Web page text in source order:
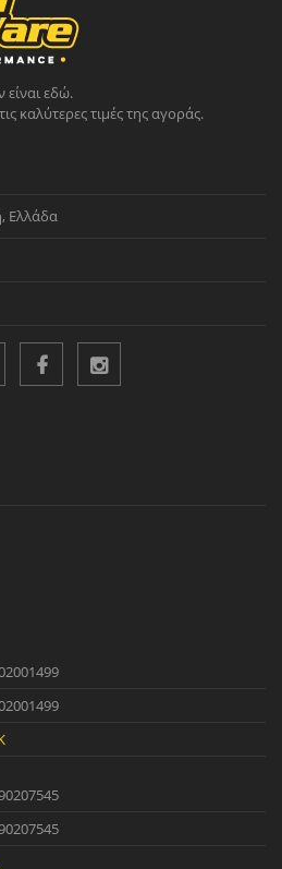
εδώ.
καλύτερες τιμές της αγοράς.
Ελλάδα